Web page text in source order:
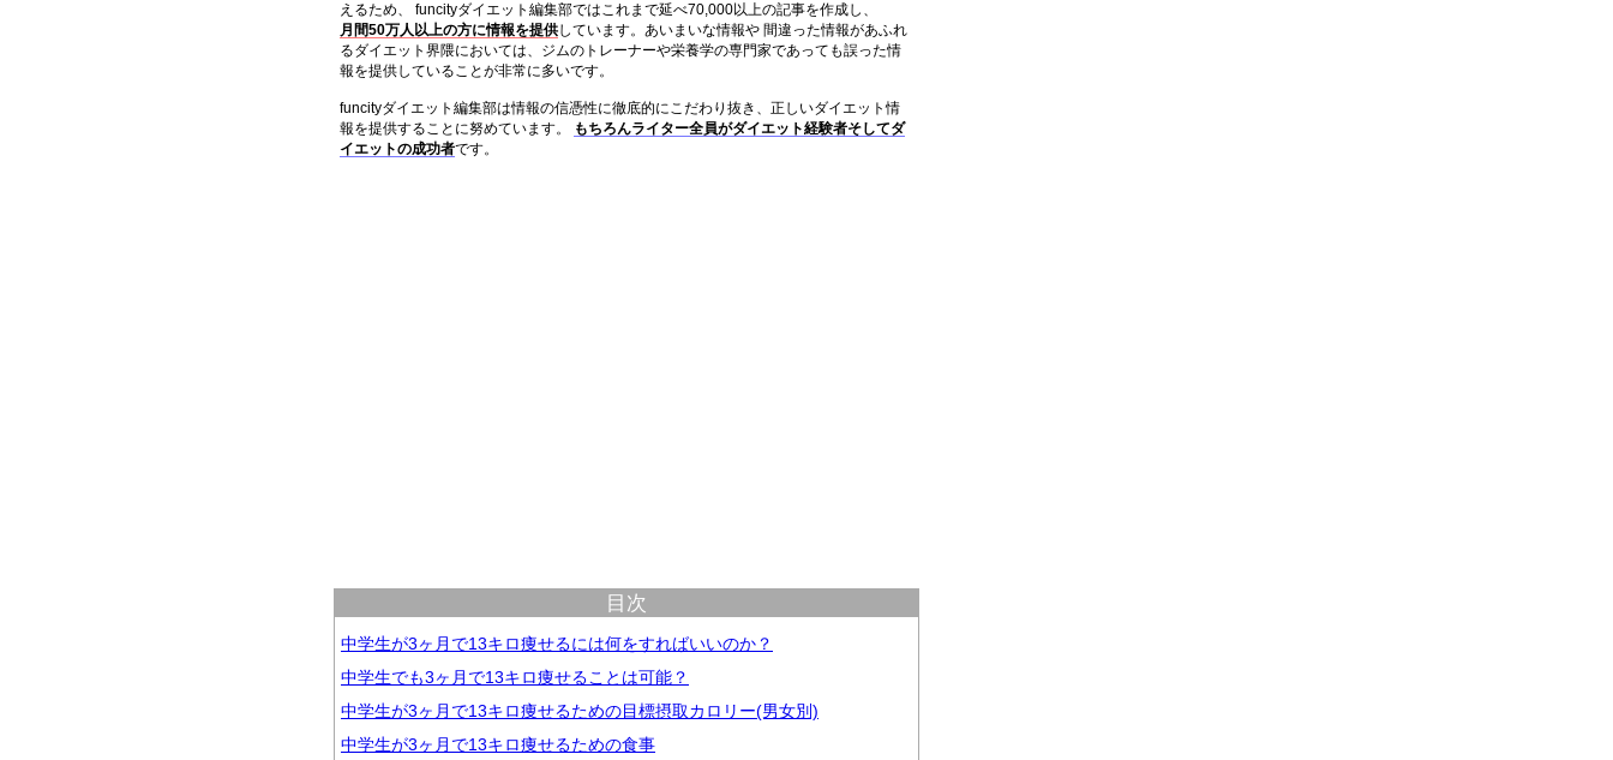
えるため、 funcityダイエット編集部ではこれまで延べ70,000以上の記事を作成し、
月間50万人以上の方に情報を提供しています。あいまいな情報や 間違った情報があふれ
るダイエット界隈においては、ジムのトレーナーや栄養学の専門家であっても誤った情
報を提供していることが非常に多いです。
funcityダイエット編集部は情報の信憑性に徹底的にこだわり抜き、正しいダイエット情
報を提供することに努めています。
もちろんライター全員がダイエット経験者そしてダ
イエットの成功者です。
目次
中学生が3ヶ月で13キロ痩せるには何をすればいいのか？
中学生でも3ヶ月で13キロ痩せることは可能？
中学生が3ヶ月で13キロ痩せるための目標摂取カロリー(男女別)
中学生が3ヶ月で13キロ痩せるための食事